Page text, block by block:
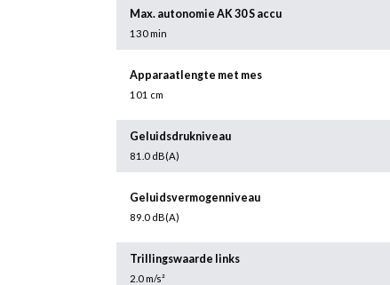
Max. autonomie AK 30 S accu
130 min
Apparaatlengte met mes
101 cm
Geluidsdrukniveau
81.0 dB(A)
Geluidsvermogenniveau
89.0 dB(A)
Trillingswaarde links
2.0 m/s²